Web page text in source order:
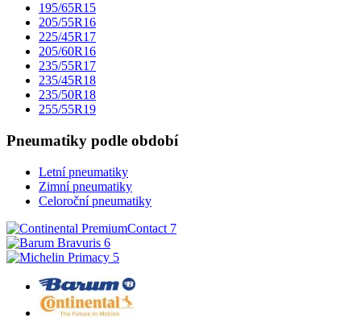
195/65R15
205/55R16
225/45R17
205/60R16
235/55R17
235/45R18
235/50R18
255/55R19
Pneumatiky podle období
Letní pneumatiky
Zimní pneumatiky
Celoroční pneumatiky